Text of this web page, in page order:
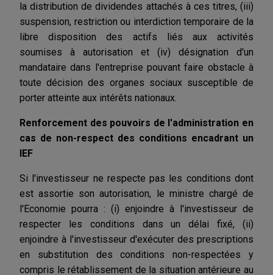
la distribution de dividendes attachés à ces titres, (iii)
suspension, restriction ou interdiction temporaire de la
libre disposition des actifs liés aux activités
soumises à autorisation et (iv) désignation d'un
mandataire dans l'entreprise pouvant faire obstacle à
toute décision des organes sociaux susceptible de
porter atteinte aux intérêts nationaux.
Renforcement des pouvoirs de l'administration en
cas de non-respect des conditions encadrant un
IEF
Si l'investisseur ne respecte pas les conditions dont
est assortie son autorisation, le ministre chargé de
l'Economie pourra : (i) enjoindre à l'investisseur de
respecter les conditions dans un délai fixé, (ii)
enjoindre à l'investisseur d'exécuter des prescriptions
en substitution des conditions non-respectées y
compris le rétablissement de la situation antérieure au